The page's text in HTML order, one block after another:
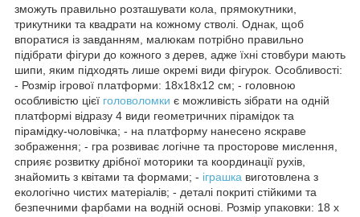
зможуть правильно розташувати кола, прямокутники,
трикутники та квадрати на кожному стволі. Однак, щоб
впоратися із завданням, малюкам потрібно правильно
підібрати фігури до кожного з дерев, адже їхні стовбури мають
шипи, яким підходять лише окремі види фігурок. Особливості:
- Розмір ігрової платформи: 18х18х12 см; - головною
особливістю цієї головоломки є можливість зібрати на одній
платформі відразу 4 види геометричних пірамідок та
пірамідку-чоловічка; - на платформу нанесено яскраве
зображення; - гра розвиває логічне та просторове мислення,
сприяє розвитку дрібної моторики та координації рухів,
знайомить з квітами та формами; - іграшка виготовлена з
екологічно чистих матеріалів; - деталі покриті стійкими та
безпечними фарбами на водній основі. Розмір упаковки: 18 х